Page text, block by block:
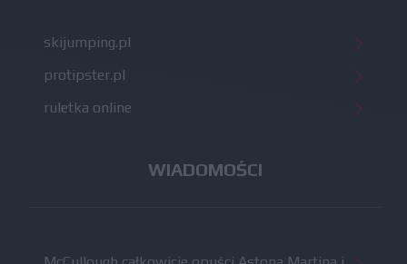
skijumping.pl
protipster.pl
ruletka online
WIADOMOŚCI